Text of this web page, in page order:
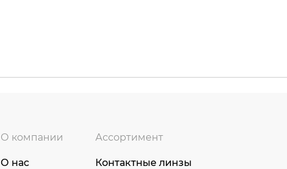
О компании
О нас
Ассортимент
Контактные линзы